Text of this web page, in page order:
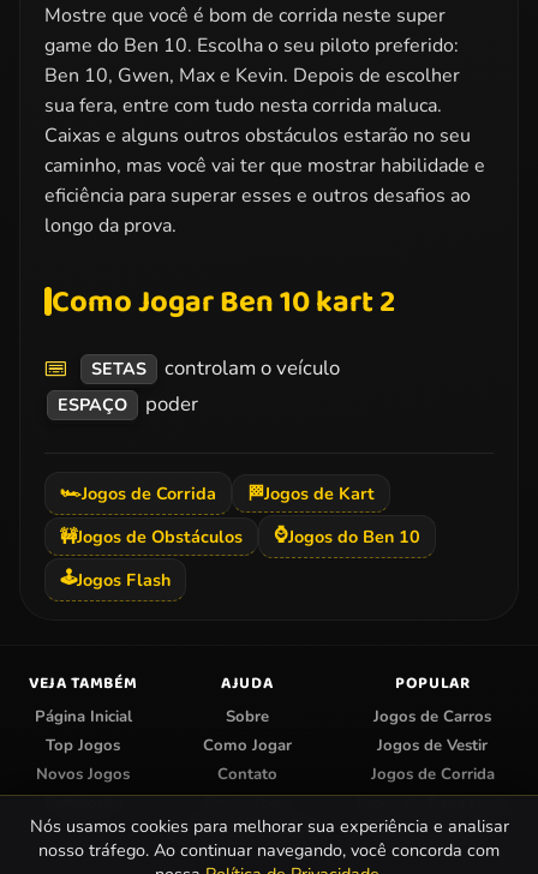
Mostre que você é bom de corrida neste super
game do Ben 10. Escolha o seu piloto preferido:
Ben 10, Gwen, Max e Kevin. Depois de escolher
sua fera, entre com tudo nesta corrida maluca.
Caixas e alguns outros obstáculos estarão no seu
caminho, mas você vai ter que mostrar habilidade e
eficiência para superar esses e outros desafios ao
longo da prova.
Como Jogar Ben 10 kart 2
SETAS controlam o veículo
ESPAÇO poder
🏎️Jogos de Corrida 🏁Jogos de Kart
🚧Jogos de Obstáculos ⌚Jogos do Ben 10
🕹️Jogos Flash
VEJA TAMBÉM
Página Inicial
Top Jogos
Novos Jogos
Categorias
AJUDA
Sobre
Como Jogar
Contato
Enviar Jogo
Centro de Privacidade
POPULAR
Jogos de Carros
Jogos de Vestir
Jogos de Corrida
Jogos do Papa Louie
Jogos de Colorir
Nós usamos cookies para melhorar sua experiência e analisar
nosso tráfego. Ao continuar navegando, você concorda com